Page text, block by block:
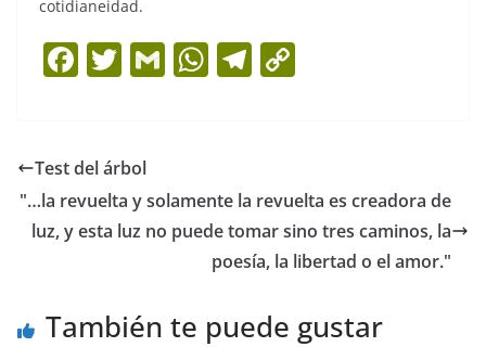
cotidianeidad.
F
a
e
b
o
T
w
er
G
m
W
h
A
p
p
T
el
a
m
Li
n
k
Test del árbol
"…la revuelta y solamente la revuelta es creadora de
luz, y esta luz no puede tomar sino tres caminos, la
poesía, la libertad o el amor."
También te puede gustar